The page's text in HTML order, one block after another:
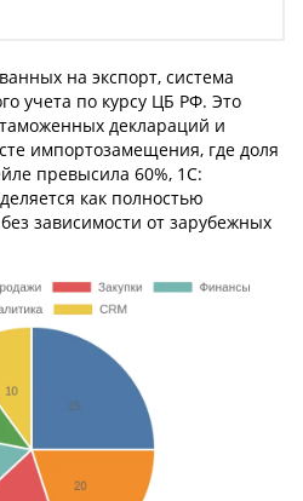
на экспорт, система
учета по курсу ЦБ РФ. Это
деклараций и
импортозамещения, где доля
превысила 60%, 1С:
как полностью
зависимости от зарубежных